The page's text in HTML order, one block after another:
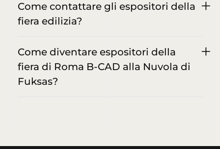
Come contattare gli espositori della
fiera edilizia?
Come diventare espositori della
fiera di Roma B-CAD alla Nuvola di
Fuksas?